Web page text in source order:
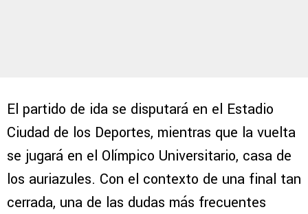
El partido de ida se disputará en el Estadio
Ciudad de los Deportes, mientras que la vuelta
se jugará en el Olímpico Universitario, casa de
los auriazules. Con el contexto de una final tan
cerrada, una de las dudas más frecuentes